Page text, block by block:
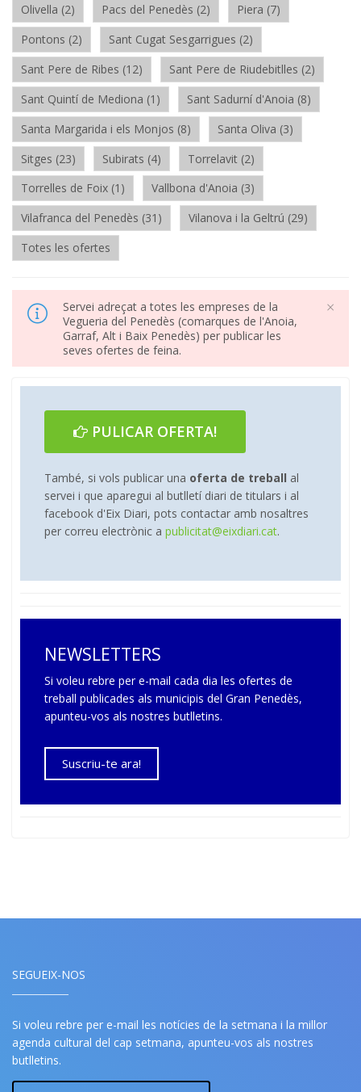
Olivella (2)
Pacs del Penedès (2)
Piera (7)
Pontons (2)
Sant Cugat Sesgarrigues (2)
Sant Pere de Ribes (12)
Sant Pere de Riudebitlles (2)
Sant Quintí de Mediona (1)
Sant Sadurní d'Anoia (8)
Santa Margarida i els Monjos (8)
Santa Oliva (3)
Sitges (23)
Subirats (4)
Torrelavit (2)
Torrelles de Foix (1)
Vallbona d'Anoia (3)
Vilafranca del Penedès (31)
Vilanova i la Geltrú (29)
Totes les ofertes
×
Servei adreçat a totes les empreses de la
Vegueria del Penedès (comarques de l'Anoia,
Garraf, Alt i Baix Penedès) per publicar les
seves ofertes de feina.
PULICAR OFERTA!
També, si vols publicar una oferta de treball al
servei i que aparegui al butlletí diari de titulars i al
facebook d'Eix Diari, pots contactar amb nosaltres
per correu electrònic a publicitat@eixdiari.cat.
NEWSLETTERS
Si voleu rebre per e-mail cada dia les ofertes de
treball publicades als municipis del Gran Penedès,
apunteu-vos als nostres butlletins.
Suscriu-te ara!
SEGUEIX-NOS
Si voleu rebre per e-mail les notícies de la setmana i la millor
agenda cultural del cap setmana, apunteu-vos als nostres
butlletins.